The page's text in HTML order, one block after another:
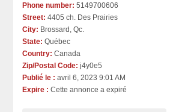
Phone number: 5149700606
Street: 4405 ch. Des Prairies
City: Brossard, Qc.
State: Québec
Country: Canada
Zip/Postal Code: j4y0e5
Publié le : avril 6, 2023 9:01 AM
Expire : Cette annonce a expiré